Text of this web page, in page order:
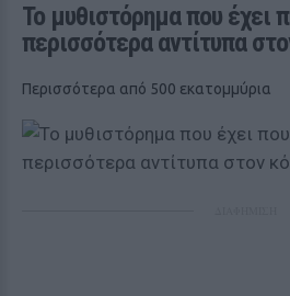
Το μυθιστόρημα που έχει
περισσότερα αντίτυπα
Περισσότερα από 500 εκατομμύρια